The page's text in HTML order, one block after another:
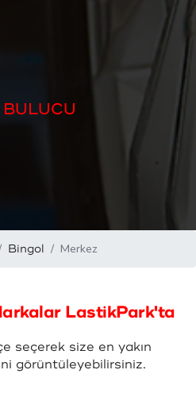
BULUCU
Bingol Merkez
LastikPark'ta
seçerek size en yakın
görüntüleyebilirsiniz.